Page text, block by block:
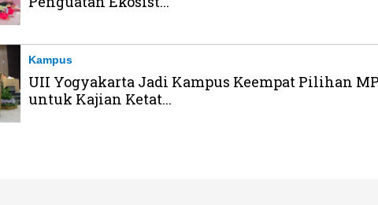
Kampus
UII Yogyakarta Jadi Kampus Keempat Pilihan
untuk Kajian Ketat...